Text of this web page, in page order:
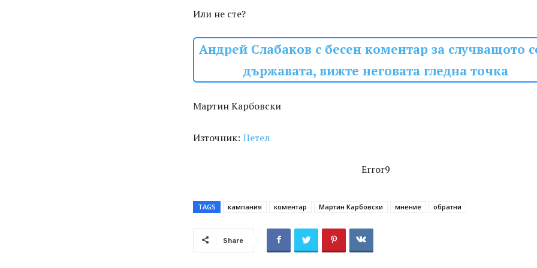
Или не сте?
Андрей Слабаков с бесен коментар за случващото
държавата, вижте неговата гледна точка
Мартин Карбовски
Източник: Петел
Error9
TAGS кампания коментар Мартин Карбовски мнение обратни
Share